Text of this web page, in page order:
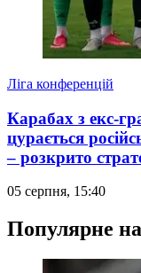
Ліга конференцій
Карабах з екс-
цурається
– розкрито
05 серпня, 15:40
Популярне